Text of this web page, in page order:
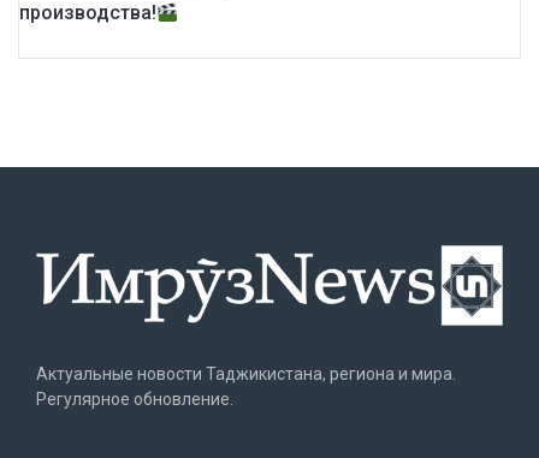
производства!
Актуальные новости Таджикистана, региона и мира.
Регулярное обновление.